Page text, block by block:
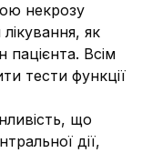
некрозу
як
пацієнта. Всім
тести функції
що
дії,